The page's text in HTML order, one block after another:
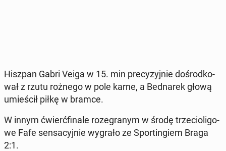
Hiszpan Gabri Veiga w 15. min pre­cy­zyj­nie do­środ­ko­
wał z rzutu rożnego w pole karne, a Bed­na­rek głową
umie­ścił piłkę w bramce.
W innym ćwierć­fi­na­le ro­ze­gra­nym w środę trze­cio­li­go­
we Fafe sen­sa­cyj­nie wygrało ze Spor­tin­giem Braga
2:1.